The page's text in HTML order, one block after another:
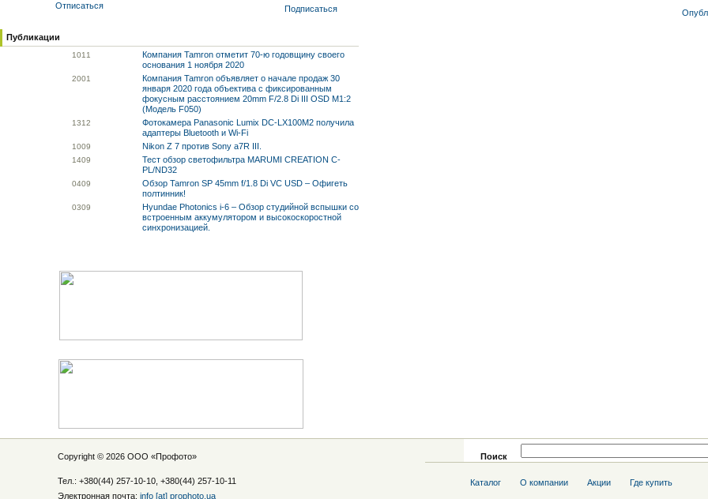
Отписаться Подписаться
Публикации
1011
Компания Tamron отметит 70-ю годовщину своего
основания 1 ноября 2020
2001
Компания Tamron объявляет о начале продаж 30
января 2020 года объектива с фиксированным
фокусным расстоянием 20mm F/2.8 Di III OSD M1:2
(Модель F050)
1312
Фотокамера Panasonic Lumix DC-LX100M2 получила
адаптеры Bluetooth и Wi-Fi
1009 Nikon Z 7 против Sony a7R III.
1409
Тест обзор светофильтра MARUMI CREATION C-
PL/ND32
0409
Обзор Tamron SP 45mm f/1.8 Di VC USD – Офигеть
полтинник!
0309
Hyundae Photonics i-6 – Обзор студийной вспышки со
встроенным аккумулятором и высокоскоростной
синхронизацией.
Copyright © 2026 ООО «Профото»
Тел.: +380(44) 257-10-10, +380(44) 257-10-11
Электронная почта: info [at] prophoto.ua
Поиск
Каталог О компании Акции Где купить